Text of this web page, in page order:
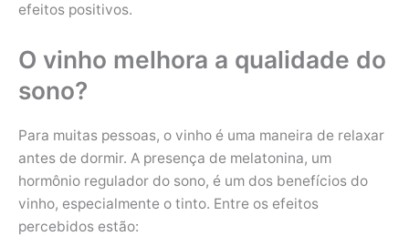
efeitos positivos.
O vinho melhora a qualidade do
sono?
Para muitas pessoas, o vinho é uma maneira de relaxar
antes de dormir. A presença de melatonina, um
hormônio regulador do sono, é um dos benefícios do
vinho, especialmente o tinto. Entre os efeitos
percebidos estão: